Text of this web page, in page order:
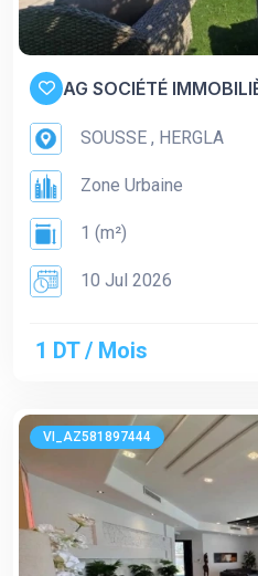
AG SOCIÉTÉ
SOUSSE , HERGLA
Zone Urbaine
1 (m²)
10 Jul 2026
1 DT / Mois
VI_AZ581897444